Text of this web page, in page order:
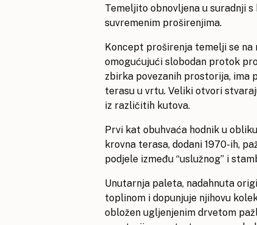
Temeljito obnovljena u suradnji
suvremenim proširenjima.
Koncept proširenja temelji se
omogućujući slobodan protok
zbirka povezanih prostorija, ima
terasu u vrtu. Veliki otvori
iz različitih kutova.
Prvi kat obuhvaća hodnik u
krovna terasa, dodani 1970-ih,
podjele između “uslužnog” i
Unutarnja paleta, nadahnuta
toplinom i dopunjuje njihovu
obložen ugljenjenim drvetom